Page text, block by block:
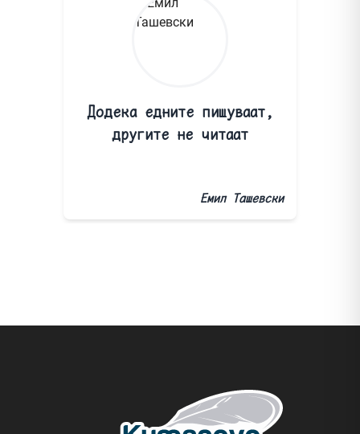
Додека едните пишуваат,
другите не читаат
Емил Ташевски